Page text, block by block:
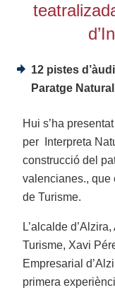
12 pistes
Paratge
Hui s’ha
per Interpreta
construcció del
valencianes., que
de Turisme.
L’alcalde
Turisme, Xavi
Empresarial
primera